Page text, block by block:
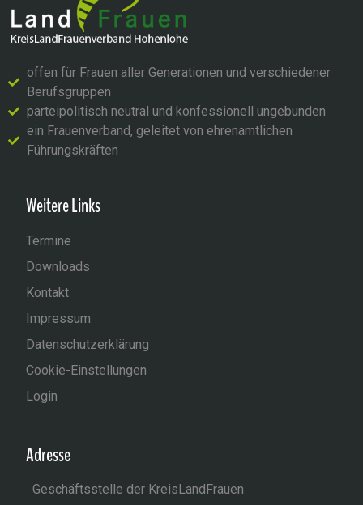
offen für Frauen aller Generationen und verschiedener
Berufsgruppen
parteipolitisch neutral und konfessionell ungebunden
ein Frauenverband, geleitet von ehrenamtlichen
Führungskräften
Weitere Links
Termine
Downloads
Kontakt
Impressum
Datenschutzerklärung
Cookie-Einstellungen
Login
Adresse
Geschäftsstelle der KreisLandFrauen